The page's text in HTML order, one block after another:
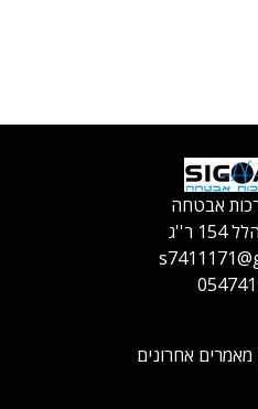
אבטחה
ר''ג
מאמרים אחרונים